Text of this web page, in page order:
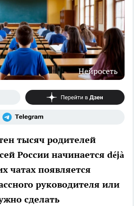
Нейросеть
тысяч родителей
России начинается déjà
чатах появляется
руководителя или
сделать